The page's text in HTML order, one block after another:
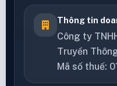
Thông tin
Công ty
Truyền
Mã số thuế: